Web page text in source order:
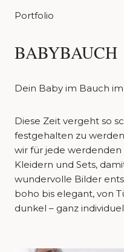
Portfolio
BABYBAUCH
Dein Baby im Bauch im
Diese Zeit vergeht so
festgehalten zu
wir für jede
Kleidern und Sets,
wundervolle Bilder
boho bis elegant, von
dunkel – ganz